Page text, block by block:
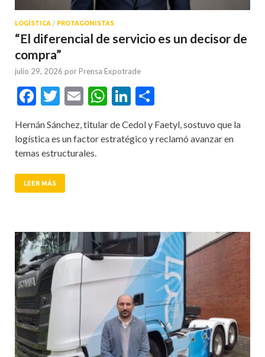
LOGÍSTICA / PROTAGONISTAS
“El diferencial de servicio es un decisor de
compra”
julio 29, 2026 por Prensa Expotrade
Facebook
Twitter
EmailWhatsApp
LinkedIn
Hernán Sánchez, titular de Cedol y Faetyl, sostuvo que la
logística es un factor estratégico y reclamó avanzar en
temas estructurales.
LEER MÁS